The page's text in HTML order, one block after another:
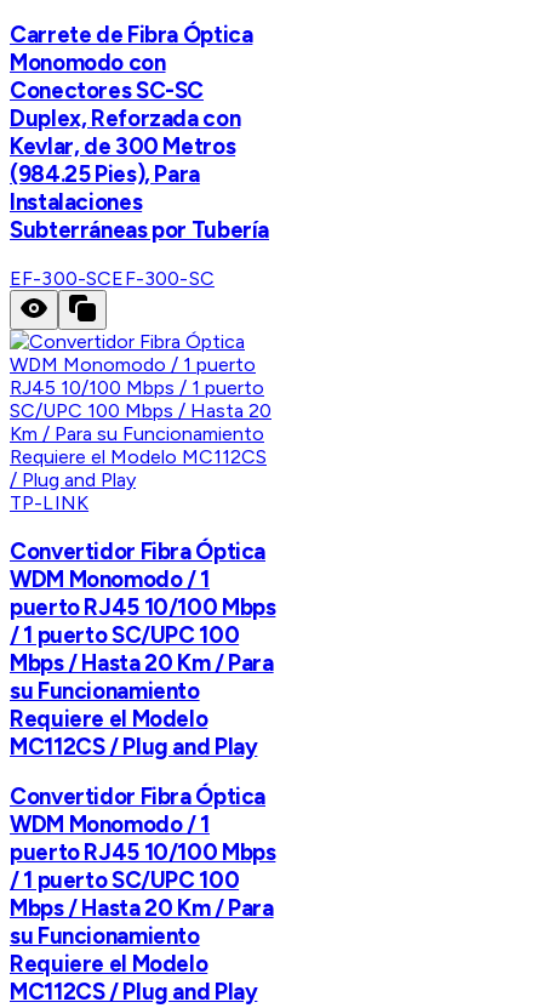
Carrete de Fibra Óptica
Monomodo con
Conectores SC-SC
Duplex, Reforzada con
Kevlar, de 300 Metros
(984.25 Pies), Para
Instalaciones
Subterráneas por Tubería
EF-300-SCEF-300-SC
TP-LINK
Convertidor Fibra Óptica
WDM Monomodo / 1
puerto RJ45 10/100 Mbps
/ 1 puerto SC/UPC 100
Mbps / Hasta 20 Km / Para
su Funcionamiento
Requiere el Modelo
MC112CS / Plug and Play
Convertidor Fibra Óptica
WDM Monomodo / 1
puerto RJ45 10/100 Mbps
/ 1 puerto SC/UPC 100
Mbps / Hasta 20 Km / Para
su Funcionamiento
Requiere el Modelo
MC112CS / Plug and Play